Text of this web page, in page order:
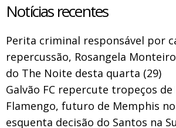
Notícias recentes
Perita criminal responsável por
repercussão, Rosangela
do The Noite desta quarta (29)
Galvão FC repercute tropeços de
Flamengo, futuro de Memphis
esquenta decisão do Santos na